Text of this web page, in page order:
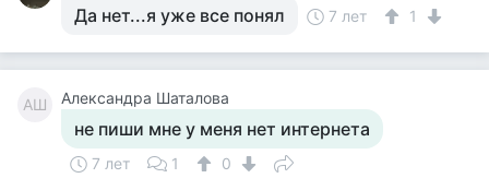
Да нет...я уже все понял 7 лет 1
АШ Александра Шаталова
не пиши мне у меня нет интернета
7 лет 1 0